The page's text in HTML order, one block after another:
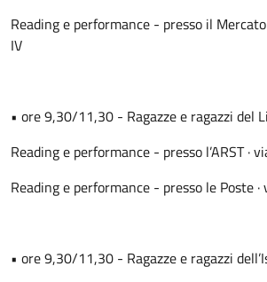
Reading e performance - presso il
IV
• ore 9,30/11,30 - Ragazze e ragazzi del
Reading e performance - presso l’ARST ·
Reading e performance - presso le Poste ·
• ore 9,30/11,30 - Ragazze e ragazzi